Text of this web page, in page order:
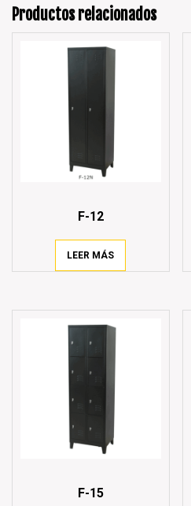
Productos relacionados
F-12
LEER MÁS
F-15